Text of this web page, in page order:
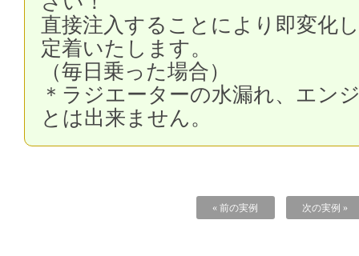
直接注入することにより即変化
定着いたします。
（毎日乗った場合）
＊ラジエーターの水漏れ、エン
とは出来ません。
« 前の実例 次の実例 »